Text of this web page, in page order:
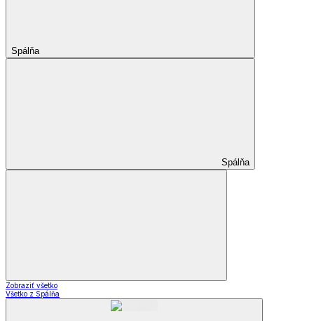
Spálňa
Spálňa
Zobraziť všetko
Všetko z Spálňa